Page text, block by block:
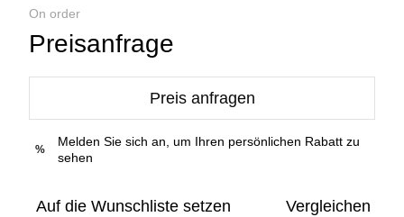
On order
Preisanfrage
Preis anfragen
%
Melden Sie sich an, um Ihren persönlichen Rabatt zu
sehen
Auf die Wunschliste setzen Vergleichen